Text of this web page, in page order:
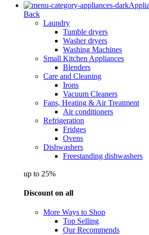
Back
Laundry
Tumble dryers
Washer dryers
Washing Machines
Small Kitchen Appliances
Blenders
Care and Cleaning
Irons
Vacuum Cleaners
Fans, Heating & Air Treatment
Air conditioners
Refrigeration
Fridges
Ovens
Dishwashers
Freestanding dishwashers
up to 25%
Discount on all
More Ways to Shop
Top Selling
Our Recommends